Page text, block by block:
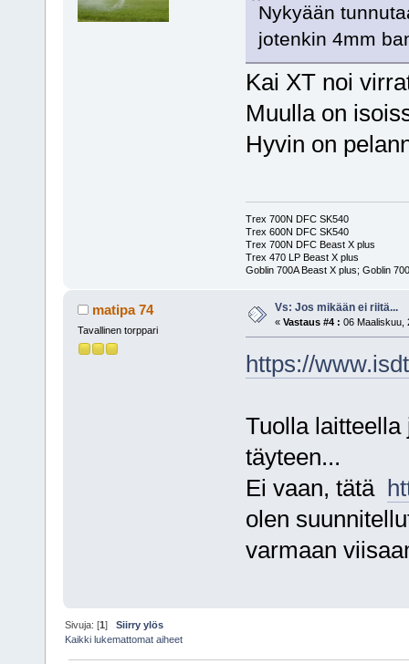
Nykyään
jotenkin 4mm
Kai XT noi
Muulla on
Hyvin on
Trex 700N DFC SK540
Trex 600N DFC SK540
Trex 700N DFC Beast X plus
Trex 470 LP Beast X plus
Goblin 700A Beast X plus; Goblin
matipa 74
Tavallinen torppari
Vs: Jos mikään ei riitä...
« Vastaus #4 : 06 Maaliskuu,
https://
Tuolla
täyteen...
Ei vaan, tätä
olen
varmaan
Sivuja: [1]Siirry ylös
Kaikki lukemattomat aiheet